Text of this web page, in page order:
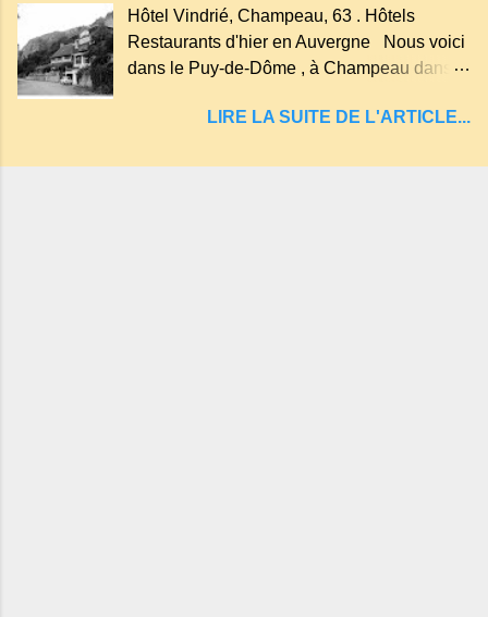
"sans fond" et en forme d'entonnoir
entraînant vers les entrailles de la terre, les
malheureux qui s'approchaient trop de
Hôtel Vindrié, Champeau, 63 . Hôtels
Restaurants d'hier en Auvergne Nous voici
dans le Puy-de-Dôme , à Champeau dans
Servant . L'Hôtel-Restaurant Vindrié était
son jambon de pays et son poulet cocotte,
LIRE LA SUITE DE L'ARTICLE...